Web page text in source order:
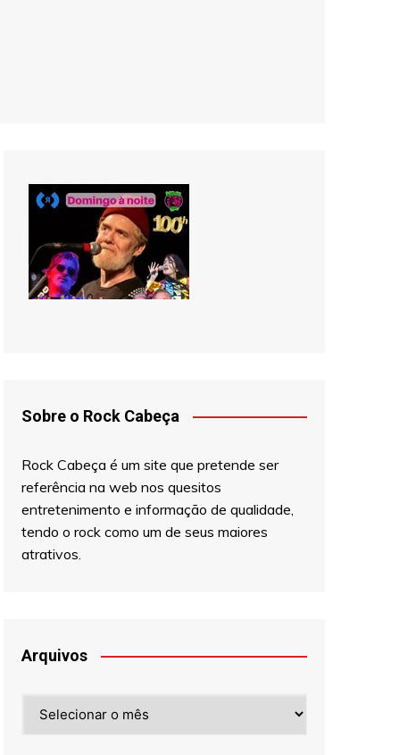
Sobre o Rock Cabeça
Rock Cabeça é um site que pretende ser
referência na web nos quesitos
entretenimento e informação de qualidade,
tendo o rock como um de seus maiores
atrativos.
Arquivos